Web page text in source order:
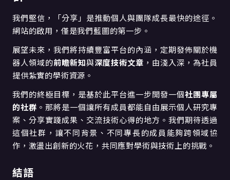
我們堅信，「分享」是推動個人與團隊成長最快的途徑。
網站的啟用，僅是我們藍圖的第一步。
展望未來，我們將持續豐富平台的內涵，定期發佈關於機
器人領域的前瞻新知與深度技術文章 ，由淺入深，為社員
提供紮實的學術資源。
我們的終極目標，是基於此平台進一步開發一個社團專屬
的社群 。那將是一個讓所有成員都能自由展示個人研究專
案、分享實踐成果、交流技術心得的地方。我們期待透過
這個社群，讓不同背景、不同專長的成員能夠跨領域協
作，激盪出創新的火花，共同應對學術與技術上的挑戰。
結語